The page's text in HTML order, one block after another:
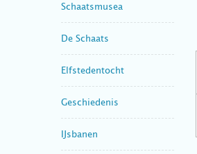
Schaatsmusea
De Schaats
Elfstedentocht
Geschiedenis
IJsbanen